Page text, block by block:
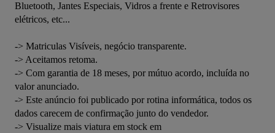
Bluetooth, Jantes Especiais, Vidros a frente e Retrovisores
elétricos, etc...
-> Matriculas Visíveis, negócio transparente.
-> Aceitamos retoma.
-> Com garantia de 18 meses, por mútuo acordo, incluída no
valor anunciado.
-> Este anúncio foi publicado por rotina informática, todos os
dados carecem de confirmação junto do vendedor.
-> Visualize mais viatura em stock em